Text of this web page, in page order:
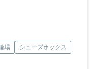
場
シューズボックス